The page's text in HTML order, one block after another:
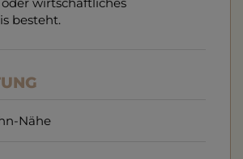
besteht.
Nähe